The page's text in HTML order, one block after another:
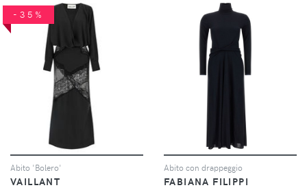
-35%
Abito 'Bolero'
VAILLANT
Abito con drappeggio
FABIANA FILIPPI